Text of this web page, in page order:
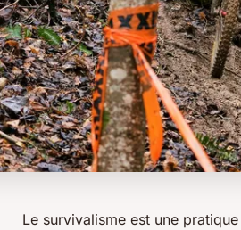
Le survivalisme est une